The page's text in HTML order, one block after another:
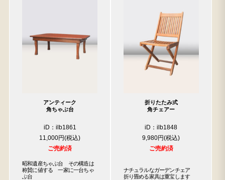
アンティーク
角ちゃぶ台
iD：ilb1861
11,000円
ご売約済
昭和遺産ちゃぶ台　その構造は
称賛に値する　一家に一台ちゃ
ぶ台
折りたたみ式
角チェアー
iD：ilb1848
9,980円
ご売約済
ナチュラルなガーデンチェア
折り畳める家具は重宝します